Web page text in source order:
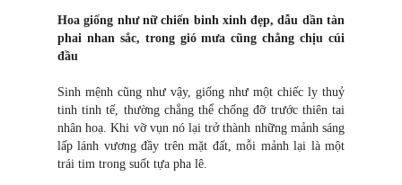
Hoa giống như nữ chiến binh xinh đẹp, dẫu dần tàn
phai nhan sắc, trong gió mưa cũng chẳng chịu cúi
đầu
Sinh mệnh cũng như vậy, giống như một chiếc ly thuỷ
tinh tinh tế, thường chẳng thể chống đỡ trước thiên tai
nhân hoạ. Khi vỡ vụn nó lại trở thành những mảnh sáng
lấp lánh vương đầy trên mặt đất, mỗi mảnh lại là một
trái tim trong suốt tựa pha lê.